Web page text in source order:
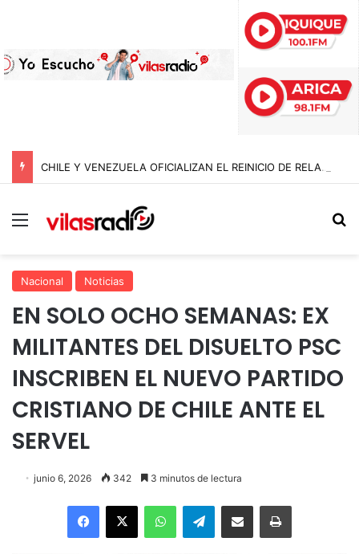
CHILE Y VENEZUELA OFICIALIZAN EL REINICIO DE RELACIONES CONSULARES Y AVANZAN HACIA LA NORMALIZACIÓN DE VÍNCULOS BILATERALES
Menú
Nacional Noticias
EN SOLO OCHO SEMANAS: EX
MILITANTES DEL DISUELTO PSC
INSCRIBEN EL NUEVO PARTIDO
CRISTIANO DE CHILE ANTE EL
SERVEL
junio 6, 2026 342 3 minutos de lectura
Facebook
X WhatsAppTelegramEnviar vía email Imprimir